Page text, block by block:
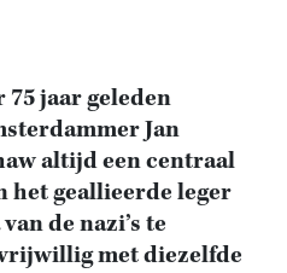
jaar geleden
Jan
altijd een centraal
het geallieerde leger
de nazi’s te
met diezelfde